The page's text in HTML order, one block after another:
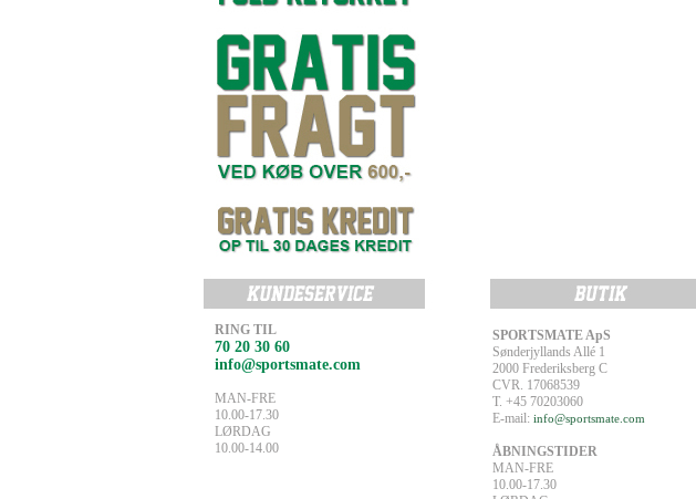
RING TIL
70 20 30 60
info@sportsmate.com
MAN-FRE
10.00-17.30
LØRDAG
10.00-14.00
SPORTSMATE ApS
Sønderjyllands Allé 1
2000 Frederiksberg C
CVR. 17068539
T. +45 70203060
E-mail: info@sportsmate.com
ÅBNINGSTIDER
MAN-FRE
10.00-17.30